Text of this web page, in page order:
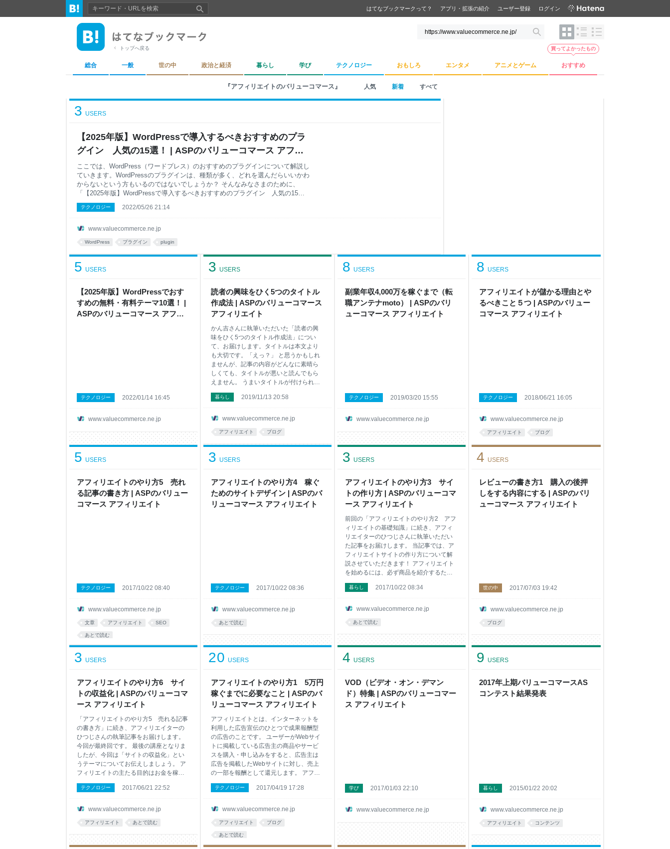
はてなブックマークって？ アプリ・拡張の紹介 ユーザー登録 ログイン
トップへ戻る
総合 一般 世の中 政治と経済 暮らし 学び テクノロジー おもしろ エンタメ アニメとゲーム おすすめ
買ってよかったもの
『アフィリエイトのバリューコマース』 人気 新着 すべて
【2025年版】WordPressで導入するべきおすすめのプラ
グイン 人気の15選！ | ASPのバリューコマース アフィ
リエイト
3 USERS
www.valuecommerce.ne.jp
ここでは、WordPress（ワードプレス）のおすすめのプラグインについて解説し
ていきます。WordPressのプラグインは、種類が多く、どれを選んだらいいかわ
からないという方もいるのではないでしょうか？ そんなみなさまのために、
「【2025年版】WordPressで導入するべきおすすめのプラグイン 人気の15
選！」をお届けします。 目次 WordPressのプラグインとは プラグイン導入のメ
リット プラグインの設定と利用方法 これだけは入れたい！ 必須級のおすすめ
ラグイン デザインやレイアウトにおすすめのWordPressプラグイン 便利だけど
注意が必要！？ プラグイン追加の注意点 まとめ WordPressのプラグインとは
プラグインとは、WordPressの既存の機能や設定したテーマだけでは補え
テクノロジー 2022/05/26 21:14
WordPress プラグイン plugin
【2025年版】WordPressでおす
すめの無料・有料テーマ10選！ |
ASPのバリューコマース アフィ
5 USERS
www.valuecommerce.ne.jp
テクノロジー 2022/01/14 16:45
読者の興味をひく5つのタイトル
作成法 | ASPのバリューコマース
アフィリエイト
3 USERS
www.valuecommerce.ne.jp
かん吉さんに執筆いただいた「読者の興
味をひく5つのタイトル作成法」につい
て、お届けします。タイトルは本文より
も大切です。「えっ？」 と思うかもしれ
ませんが、記事の内容がどんなに素晴ら
しくても、タイトルが悪いと読んでもら
えません。 うまいタイトルが付けられな
いのは、そもそも記事のコンセプトが曖
昧だったり、ブレていることが多いで
ックを5つご紹介します。どれも簡単に使
と読者に飽きられます。使いすぎに注意
しましょう。 目次 タイトルの重要性を理
解しよう 紹介記事のタイトルを商品名で
はなく「将来の快適な生活」にしてみる
とめ タイトルの重要性を理解しよう 記事
のタイトルは、記事の内容と同じくらい
重要です。なぜなら、読者は記事のタイ
トルを読んで、本文を読むかどうかを判
暮らし 2019/11/13 20:58
アフィリエイト ブログ
副業年収4,000万を稼ぐまで（転
職アンテナmoto） | ASPのバリ
ューコマース アフィリエイト
8 USERS
www.valuecommerce.ne.jp
テクノロジー 2019/03/20 15:55
アフィリエイトが儲かる理由とや
るべきこと５つ | ASPのバリュー
コマース アフィリエイト
8 USERS
www.valuecommerce.ne.jp
テクノロジー 2018/06/21 16:05
アフィリエイト ブログ
アフィリエイトのやり方5 売れ
る記事の書き方 | ASPのバリュー
コマース アフィリエイト
5 USERS
www.valuecommerce.ne.jp
テクノロジー 2017/10/22 08:40
文章 アフィリエイト SEO
あとで読む
アフィリエイトのやり方4 稼ぐ
ためのサイトデザイン | ASPのバ
リューコマース アフィリエイト
3 USERS
www.valuecommerce.ne.jp
テクノロジー 2017/10/22 08:36
あとで読む
アフィリエイトのやり方3 サイ
トの作り方 | ASPのバリューコマ
ース アフィリエイト
3 USERS
www.valuecommerce.ne.jp
前回の「アフィリエイトのやり方2 アフ
ィリエイトの基礎知識」に続き、アフィ
リエイターのひつじさんに執筆いただい
た記事をお届けします。 当記事では、ア
フィリエイトサイトの作り方について解
説させていただきます！ アフィリエイト
を始めるには、必ず商品を紹介するため
のサイトが必要になります。サイトの用
意の仕方をこれからご紹介します。 無料
アフィリエイトのサイトを作る方法とし
の2種類があります。 その2つのどっちが
ら解説させていただきます。 初心者は無
料ブログでもOK アフィリエイトは無料ブ
ログでも始めることはできます。 もしあ
まずは無料ブログから記事を書く練習を
積んでいくと良いでしょう。無料ブログ
はファンがつきやすいので、どうやった
ら読まれる記事が作れる
暮らし 2017/10/22 08:34
あとで読む
レビューの書き方1 購入の後押
しをする内容にする | ASPのバリ
ューコマース アフィリエイト
4 USERS
www.valuecommerce.ne.jp
世の中 2017/07/03 19:42
ブログ
アフィリエイトのやり方6 サイ
トの収益化 | ASPのバリューコマ
ース アフィリエイト
3 USERS
www.valuecommerce.ne.jp
「アフィリエイトのやり方5 売れる記事
の書き方」に続き、アフィリエイターの
ひつじさんの執筆記事をお届けします。
今回が最終回です。 最後の講座となりま
したが、今回は「サイトの収益化」とい
うテーマについてお伝えしましょう。 ア
フィリエイトの主たる目的はお金を稼ぐ
ことですが、そのうえで最も大変なの
が、収益が月5万円を超えることだと思い
いう高くそびえる壁に跳ね返されて、撤
れば月5万円の壁を超えていくことができ
験も踏まえた上で、サイトの収益化して
テクノロジー 2017/06/21 22:52
アフィリエイト あとで読む
アフィリエイトのやり方1 5万円
稼ぐまでに必要なこと | ASPのバ
リューコマース アフィリエイト
20 USERS
www.valuecommerce.ne.jp
アフィリエイトとは、インターネットを
利用した広告宣伝のひとつで成果報酬型
の広告のことです。 ユーザーがWebサイ
トに掲載している広告主の商品やサービ
スを購入・申し込みをすると、広告主は
広告を掲載したWebサイトに対し、売上
の一部を報酬として還元します。 アフィ
リエイターのひつじさんに執筆いただい
たアフィリエイトのやり方について、連
と申します！ 僕は2016年4月にアフィリ
リエイト」（外部リンク）というアフィ
リエイトの始め方を解説するサイトを運
営しています。 今日はこの場をお借りし
テクノロジー 2017/04/19 17:28
アフィリエイト ブログ
あとで読む
VOD（ビデオ・オン・デマン
ド）特集 | ASPのバリューコマー
ス アフィリエイト
4 USERS
www.valuecommerce.ne.jp
学び 2017/01/03 22:10
2017年上期バリューコマースAS
コンテスト結果発表
9 USERS
www.valuecommerce.ne.jp
暮らし 2015/01/22 20:02
アフィリエイト コンテンツ